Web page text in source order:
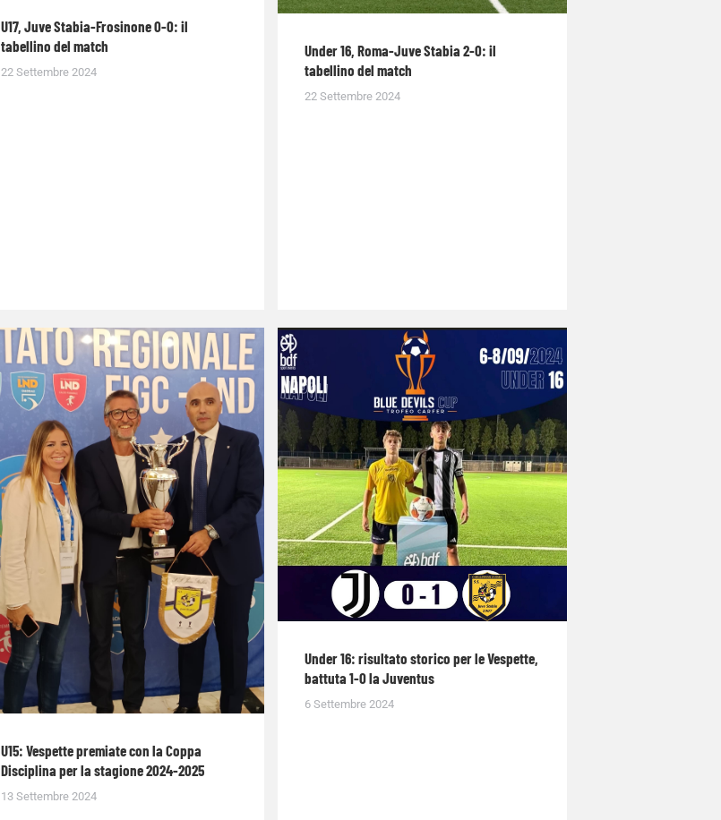
U17, Juve Stabia-Frosinone 0-0: il
tabellino del match
22 Settembre 2024
Under 16, Roma-Juve Stabia 2-0: il
tabellino del match
22 Settembre 2024
U15: Vespette premiate con la Coppa
Disciplina per la stagione 2024-2025
13 Settembre 2024
Under 16: risultato storico per le Vespette,
battuta 1-0 la Juventus
6 Settembre 2024